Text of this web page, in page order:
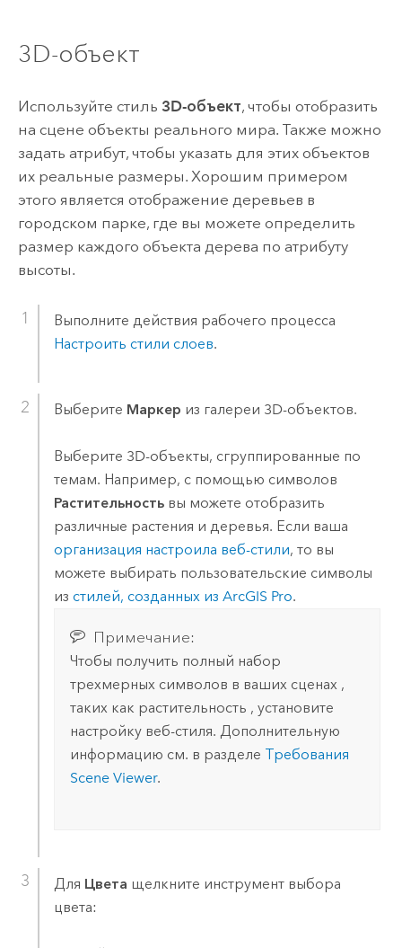
3D-объект
Используйте стиль 3D-объект, чтобы отобразить
на сцене объекты реального мира. Также можно
задать атрибут, чтобы указать для этих объектов
их реальные размеры. Хорошим примером
этого является отображение деревьев в
городском парке, где вы можете определить
размер каждого объекта дерева по атрибуту
высоты.
Выполните действия рабочего процесса
Настроить стили слоев.
Выберите Маркер из галереи 3D-объектов.
Выберите 3D-объекты, сгруппированные по
темам. Например, с помощью символов
Растительностьвы можете отобразить
различные растения и деревья. Если ваша
организация настроила веб-стили, то вы
можете выбирать пользовательские символы
из стилей, созданных из ArcGIS Pro.
Примечание:
Чтобы получить полный набор
трехмерных символов в ваших сценах ,
таких как растительность , установите
настройку веб-стиля. Дополнительную
информацию см. в разделе Требования
Scene Viewer.
Для Цвета щелкните инструмент выбора
цвета: